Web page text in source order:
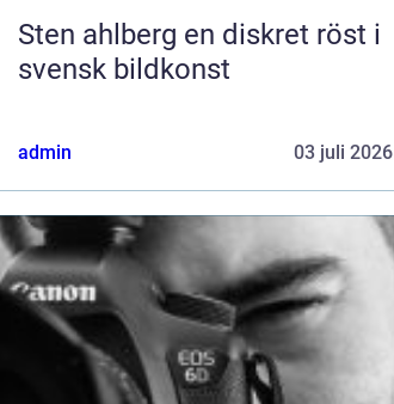
Sten ahlberg en diskret röst i
svensk bildkonst
admin 03 juli 2026